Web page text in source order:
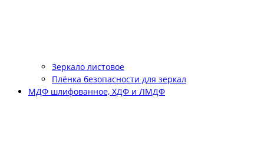
Зеркало листовое
Плёнка безопасности для зеркал
МДФ шлифованное, ХДФ и ЛМДФ